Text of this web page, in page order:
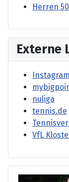
Herren
Externe
Instagram
nuliga
tennis.de
VfL